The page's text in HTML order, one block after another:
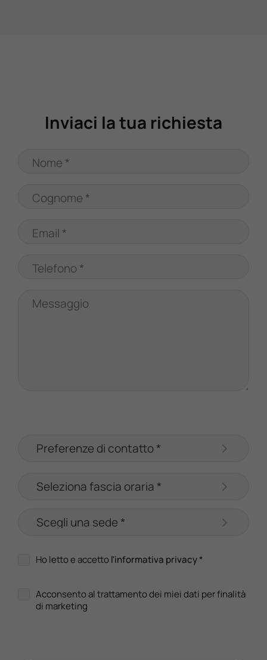
Inviaci la tua richiesta
Nome *
Cognome *
Email *
Telefono *
Messaggio
Ho letto e accettol'informativa privacy*
Acconsento al trattamento dei miei dati per finalità
di marketing